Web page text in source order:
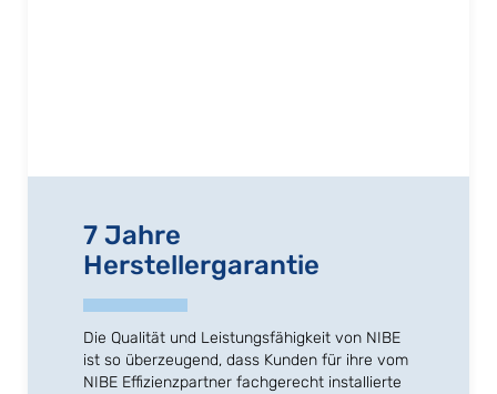
7 Jahre
Herstellergarantie
Die Qualität und Leistungsfähigkeit von NIBE
ist so überzeugend, dass Kunden für ihre vom
NIBE Effizienzpartner fachgerecht installierte